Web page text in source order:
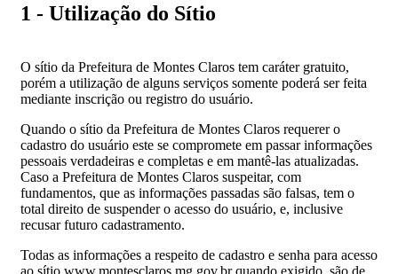
1 - Utilização do Sítio
O sítio da Prefeitura de Montes Claros tem caráter gratuito,
porém a utilização de alguns serviços somente poderá ser feita
mediante inscrição ou registro do usuário.
Quando o sítio da Prefeitura de Montes Claros requerer o
cadastro do usuário este se compromete em passar informações
pessoais verdadeiras e completas e em mantê-las atualizadas.
Caso a Prefeitura de Montes Claros suspeitar, com
fundamentos, que as informações passadas são falsas, tem o
total direito de suspender o acesso do usuário, e, inclusive
recusar futuro cadastramento.
Todas as informações a respeito de cadastro e senha para acesso
ao sítio www.montesclaros.mg.gov.br quando exigido, são de